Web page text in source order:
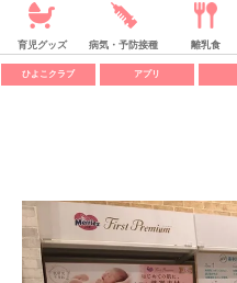
育児グッズ 病気・予防接種 離乳食
ひよこクラブ アプリ